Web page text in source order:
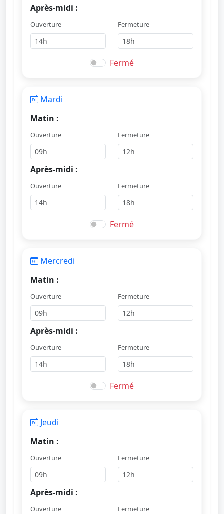
Après-midi :
Ouverture Fermeture
Fermé
Mardi
Matin :
Ouverture Fermeture
Après-midi :
Ouverture Fermeture
Fermé
Mercredi
Matin :
Ouverture Fermeture
Après-midi :
Ouverture Fermeture
Fermé
Jeudi
Matin :
Ouverture Fermeture
Après-midi :
Ouverture Fermeture